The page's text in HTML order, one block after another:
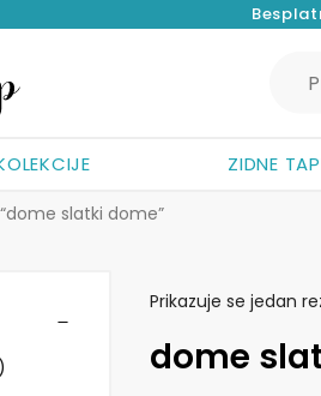
ZIDNE
slatki dome”
Prikazuje se jedan
dome